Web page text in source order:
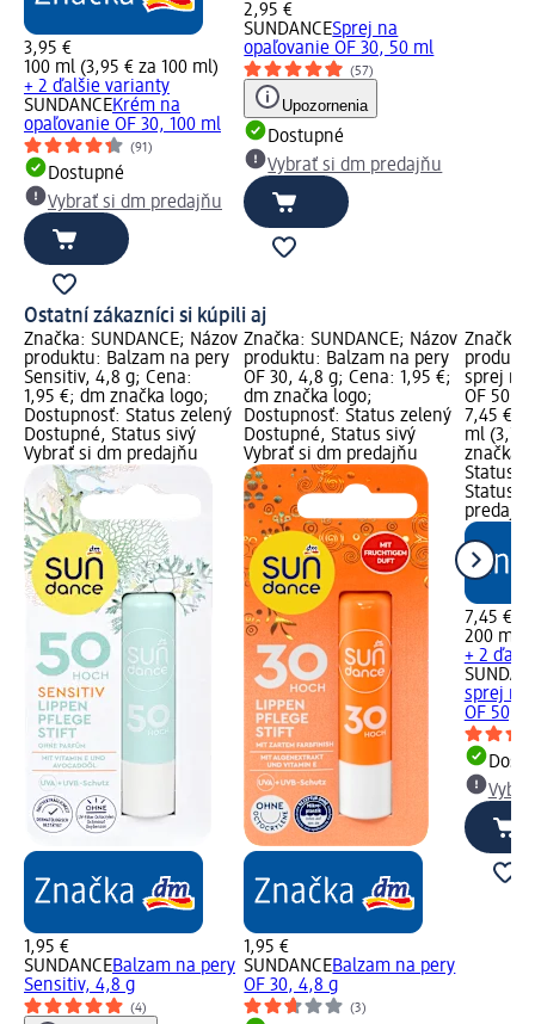
3,95 €
100 ml (3,95 € za 100 ml)
+ 2 ďalšie varianty
SUNDANCEKrém na
opaľovanie OF 30, 100 ml
(91)
Dostupné
Vybrať si dm predajňu
2,95 €
SUNDANCESprej na
opaľovanie OF 30, 50 ml
(57)
Upozornenia
Dostupné
Vybrať si dm predajňu
Ostatní zákazníci si kúpili aj
Značka: SUNDANCE; Názov
produktu: Balzam na pery
Sensitiv, 4,8 g; Cena:
1,95 €; dm značka logo;
Dostupnosť: Status zelený
Dostupné, Status sivý
Vybrať si dm predajňu
1,95 €
SUNDANCEBalzam na pery
Sensitiv, 4,8 g
(4)
Značka: SUNDANCE; Názov
produktu: Balzam na pery
OF 30, 4,8 g; Cena: 1,95 €;
dm značka logo;
Dostupnosť: Status zelený
Dostupné, Status sivý
Vybrať si dm predajňu
1,95 €
SUNDANCEBalzam na pery
OF 30, 4,8 g
(3)
Značka:
sprej na
OF 50,
7,45 €;
ml (3,73
značka
Status
Status
predajňu
7,45 €
200 ml
+ 2
sprej na
OF 50,